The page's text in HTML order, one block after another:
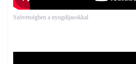
Szövetségben a nyugdíjasokkal